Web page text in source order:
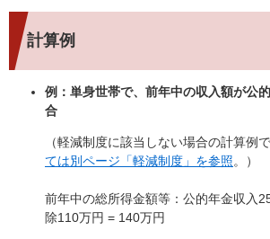
計算例
例：単身世帯で、前年中の収入額が公
合
（軽減制度に該当しない場合の計算例で
ては別ページ「軽減制度」を参照。）
前年中の総所得金額等：公的年金収入
除110万円 = 140万円